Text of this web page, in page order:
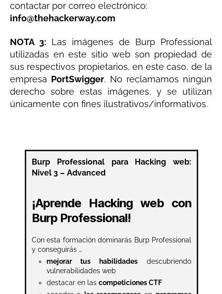
contactar por correo electrónico:
info@thehackerway.com
NOTA 3: Las imágenes de Burp Professional
utilizadas en este sitio web son propiedad de
sus respectivos propietarios, en este caso, de la
empresa PortSwigger. No reclamamos ningún
derecho sobre estas imágenes, y se utilizan
únicamente con fines ilustrativos/informativos.
Burp Professional para Hacking web:
Nivel 3 – Advanced
¡Aprende Hacking web con
Burp Professional!
Con esta formación dominarás Burp Professional
y conseguirás …
mejorar tus habilidades descubriendo
vulnerabilidades web
destacar en las competiciones CTF